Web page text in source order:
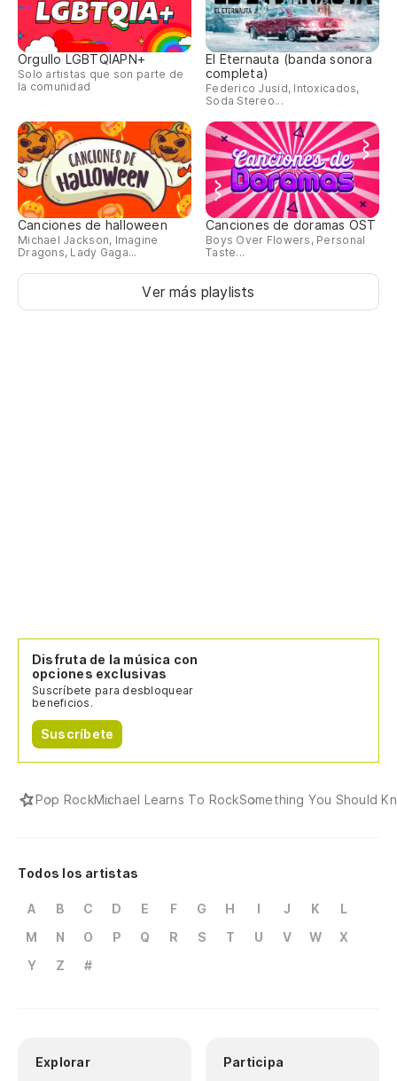
Orgullo LGBTQIAPN+
Solo artistas que son parte de
la comunidad
El Eternauta (banda sonora
completa)
Federico Jusid, Intoxicados,
Soda Stereo...
Canciones de halloween
Michael Jackson, Imagine
Dragons, Lady Gaga...
Canciones de doramas OST
Boys Over Flowers, Personal
Taste...
Ver más playlists
Disfruta de la música con
opciones exclusivas
Suscríbete para desbloquear
beneficios.
Suscríbete
Pop RockMichael Learns To RockSomething You Should
Todos los artistas
A B C D E F G H I J K
L
M
N O P Q R S T U V W
X
Y
Z #
Explorar Participa